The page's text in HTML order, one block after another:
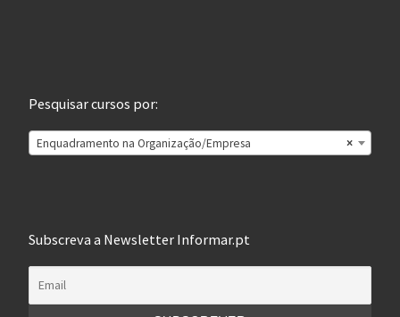
Pesquisar cursos por:
×
Enquadramento na Organização/Empresa
Subscreva a Newsletter Informar.pt